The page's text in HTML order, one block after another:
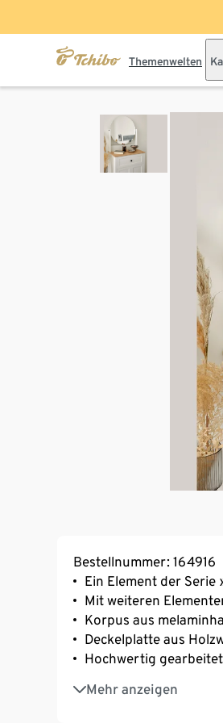
Themenwelten
Bestellnummer: 164916
Ein Element der Serie
Mit weiteren
Korpus aus
Deckelplatte aus
Hochwertig
Mehr anzeigen
Schublade mit
Lautloses Schließen